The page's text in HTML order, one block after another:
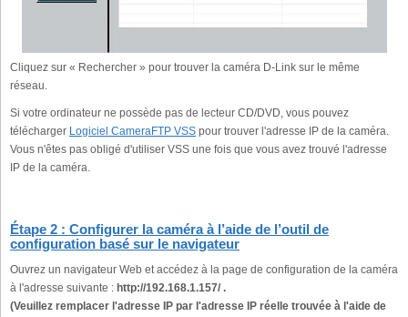
Cliquez sur « Rechercher » pour trouver la caméra D-Link sur le même
réseau.
Si votre ordinateur ne possède pas de lecteur CD/DVD, vous pouvez
télécharger Logiciel CameraFTP VSS pour trouver l'adresse IP de la caméra.
Vous n'êtes pas obligé d'utiliser VSS une fois que vous avez trouvé l'adresse
IP de la caméra.
Étape 2 : Configurer la caméra à l’aide de l’outil de
configuration basé sur le navigateur
Ouvrez un navigateur Web et accédez à la page de configuration de la caméra
à l'adresse suivante : http://192.168.1.157/ .
(Veuillez remplacer l'adresse IP par l'adresse IP réelle trouvée à l'aide de